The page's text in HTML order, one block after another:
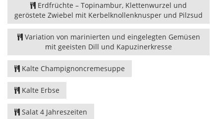
Erdfrüchte – Topinambur, Klettenwurzel und
geröstete Zwiebel mit Kerbelknollenknusper und Pilzsud
Variation von marinierten und eingelegten Gemüsen
mit geeisten Dill und Kapuzinerkresse
Kalte Champignoncremesuppe
Kalte Erbse
Salat 4 Jahreszeiten